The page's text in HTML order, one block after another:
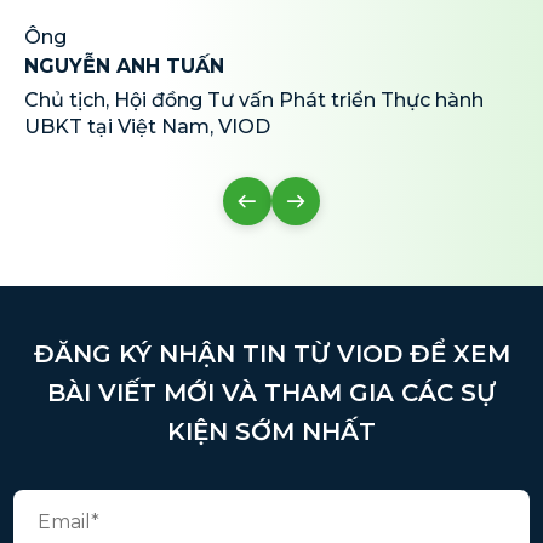
Ông
NGUYỄN ANH TUẤN
Chủ tịch, Hội đồng Tư vấn Phát triển Thực hành
UBKT tại Việt Nam, VIOD
ĐĂNG KÝ NHẬN TIN TỪ VIOD ĐỂ XEM
BÀI VIẾT MỚI VÀ THAM GIA CÁC SỰ
KIỆN SỚM NHẤT